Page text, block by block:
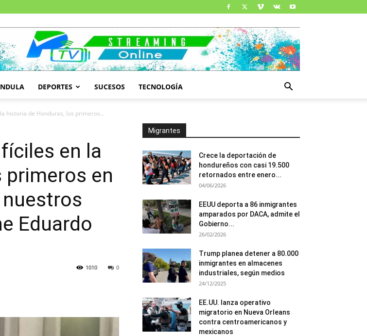
DEPORTES SUCESOS TECNOLOGÍA
historia de Honduras, los primeros...
en la
primeros en
Eduardo
0
1010
Migrantes
Crece la deportación de
hondureños con casi 19.500
retornados entre enero...
04/06/2026
EEUU deporta a 86 inmigrantes
amparados por DACA, admite el
Gobierno...
26/02/2026
Trump planea detener a 80.000
inmigrantes en almacenes
industriales, según medios
24/12/2025
EE.UU. lanza operativo
migratorio en Nueva Orleans
contra centroamericanos y
mexicanos